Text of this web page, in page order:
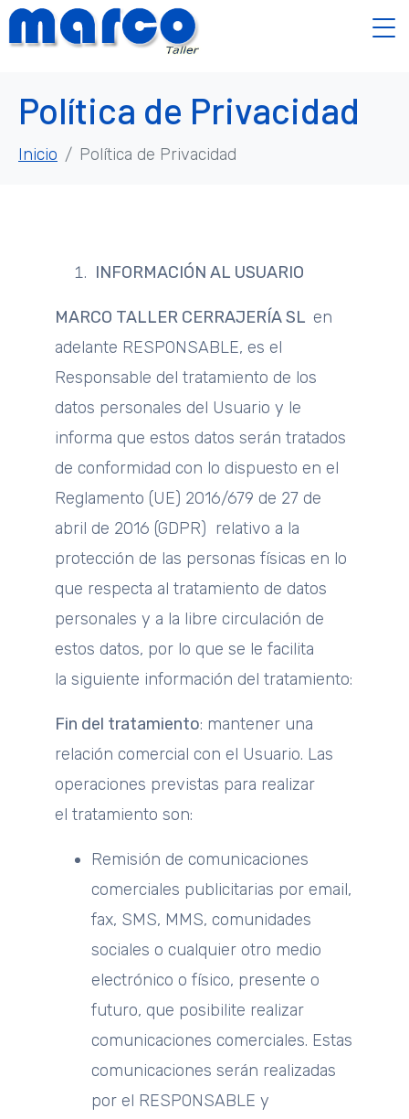
Política de Privacidad
Inicio Política de Privacidad
INFORMACIÓN AL USUARIO
MARCO TALLER CERRAJERÍA SL en
adelante RESPONSABLE, es el
Responsable del tratamiento de los
datos personales del Usuario y le
informa que estos datos serán tratados
de conformidad con lo dispuesto en el
Reglamento (UE) 2016/679 de 27 de
abril de 2016 (GDPR) relativo a la
protección de las personas físicas en lo
que respecta al tratamiento de datos
personales y a la libre circulación de
estos datos, por lo que se le facilita
la siguiente información del tratamiento:
Fin del tratamiento: mantener una
relación comercial con el Usuario. Las
operaciones previstas para realizar
el tratamiento son:
Remisión de comunicaciones
comerciales publicitarias por email,
fax, SMS, MMS, comunidades
sociales o cualquier otro medio
electrónico o físico, presente o
futuro, que posibilite realizar
comunicaciones comerciales. Estas
comunicaciones serán realizadas
por el RESPONSABLE y